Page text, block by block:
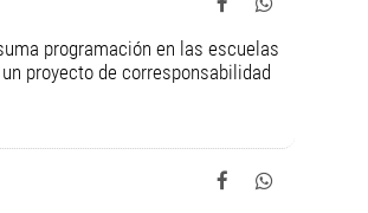
programación en las escuelas
proyecto de corresponsabilidad